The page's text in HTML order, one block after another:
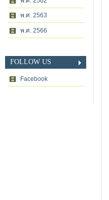
พ.ศ. 2563
พ.ศ. 2566
FOLLOW US
Facebook